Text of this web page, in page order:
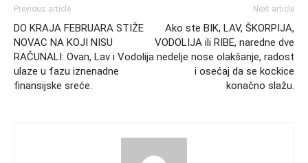
Previous article
DO KRAJA FEBRUARA STIŽE
NOVAC NA KOJI NISU
RAČUNALI: Ovan, Lav i Vodolija
ulaze u fazu iznenadne
finansijske sreće.
Next article
Ako ste BIK, LAV, ŠKORPIJA,
VODOLIJA ili RIBE, naredne dve
nedelje nose olakšanje, radost
i osećaj da se kockice
konačno slažu.